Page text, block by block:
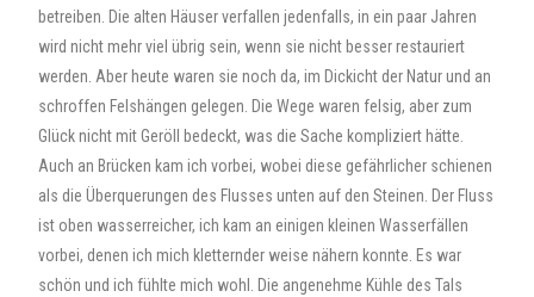
betreiben. Die alten Häuser verfallen jedenfalls, in ein paar Jahren
wird nicht mehr viel übrig sein, wenn sie nicht besser restauriert
werden. Aber heute waren sie noch da, im Dickicht der Natur und an
schroffen Felshängen gelegen. Die Wege waren felsig, aber zum
Glück nicht mit Geröll bedeckt, was die Sache kompliziert hätte.
Auch an Brücken kam ich vorbei, wobei diese gefährlicher schienen
als die Überquerungen des Flusses unten auf den Steinen. Der Fluss
ist oben wasserreicher, ich kam an einigen kleinen Wasserfällen
vorbei, denen ich mich kletternder weise nähern konnte. Es war
schön und ich fühlte mich wohl. Die angenehme Kühle des Tals